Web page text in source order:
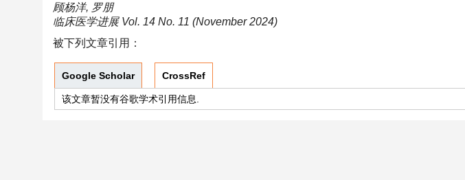
顾杨洋, 罗朋
临床医学进展 Vol. 14 No. 11 (November 2024)
被下列文章引用：
Google Scholar CrossRef
该文章暂没有谷歌学术引用信息.